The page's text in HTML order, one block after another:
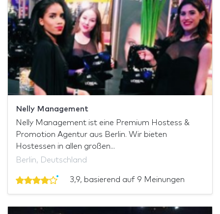
Nelly Management
Nelly Management ist eine Premium Hostess &
Promotion Agentur aus Berlin. Wir bieten
Hostessen in allen großen...
Berlin, Deutschland
3,9, basierend auf 9 Meinungen